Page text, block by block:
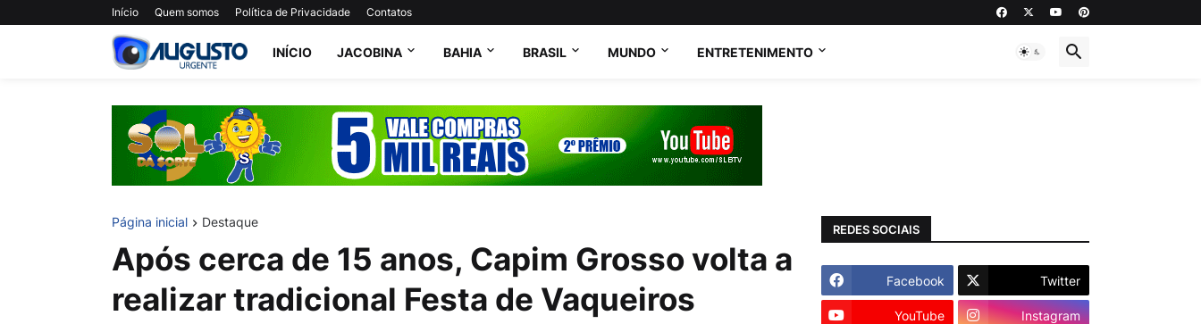
Início Quem somos Política de Privacidade Contatos
INÍCIO JACOBINA BAHIA BRASIL MUNDO ENTRETENIMENTO
Página inicial Destaque
Após cerca de 15 anos, Capim Grosso volta a
realizar tradicional Festa de Vaqueiros
REDES SOCIAIS
Facebook Twitter
YouTube Instagram